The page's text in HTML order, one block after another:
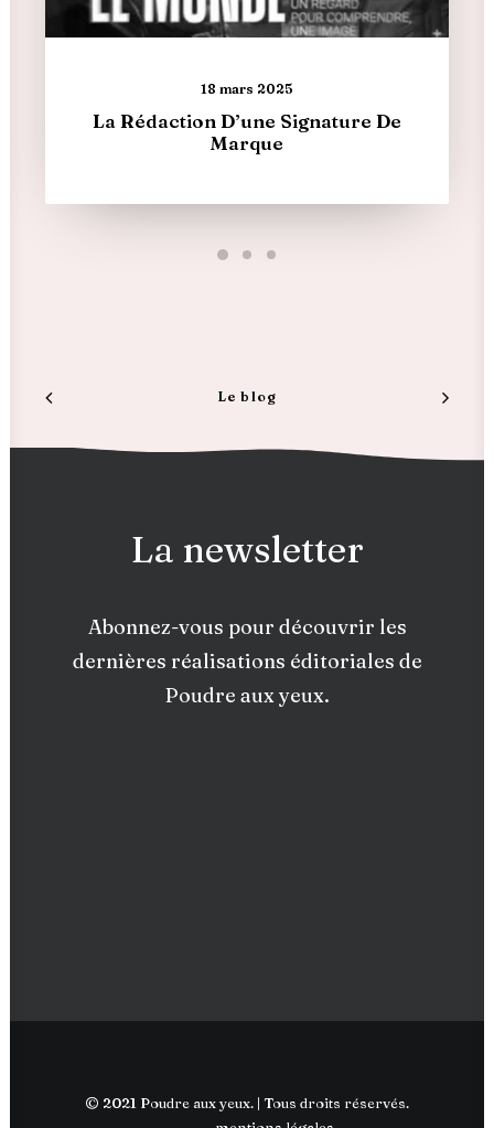
18 mars 2025
La Rédaction D’une Signature De
Marque
Le blog
La newsletter
Abonnez-vous pour découvrir les
dernières réalisations éditoriales de
Poudre aux yeux.
© 2021 Poudre aux yeux. | Tous droits réservés.